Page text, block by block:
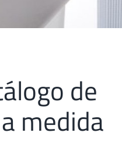
de
medida